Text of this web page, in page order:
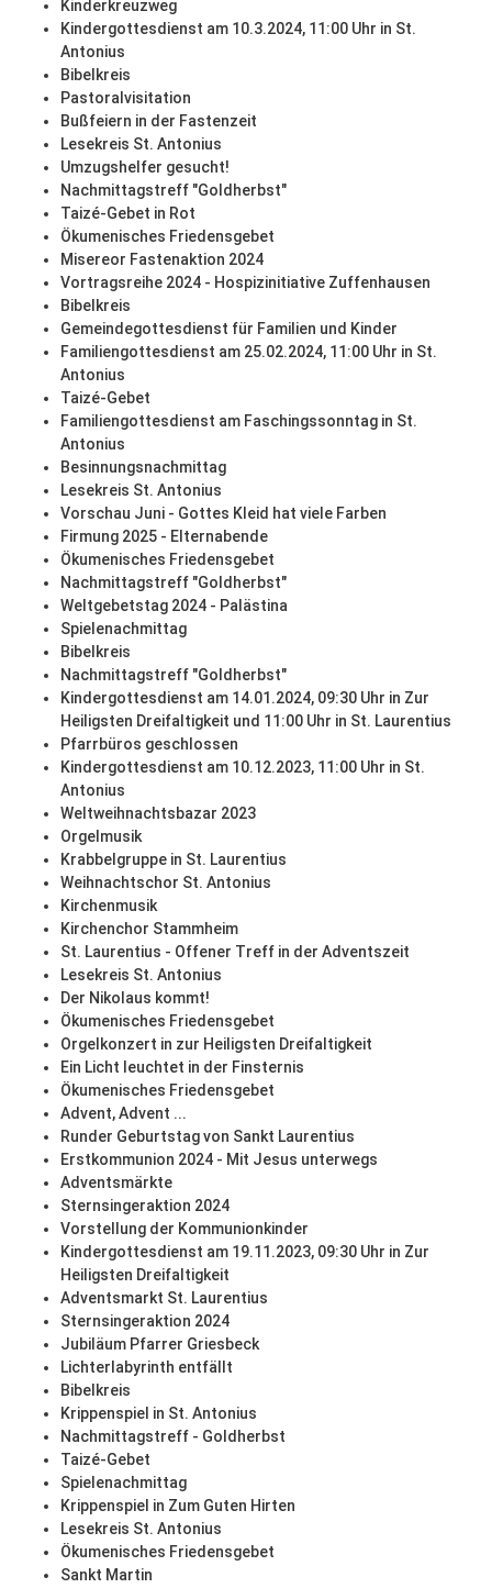
Kinderkreuzweg
Kindergottesdienst am 10.3.2024, 11:00 Uhr in St.
Antonius
Bibelkreis
Pastoralvisitation
Bußfeiern in der Fastenzeit
Lesekreis St. Antonius
Umzugshelfer gesucht!
Nachmittagstreff "Goldherbst"
Taizé-Gebet in Rot
Ökumenisches Friedensgebet
Misereor Fastenaktion 2024
Vortragsreihe 2024 - Hospizinitiative Zuffenhausen
Bibelkreis
Gemeindegottesdienst für Familien und Kinder
Familiengottesdienst am 25.02.2024, 11:00 Uhr in St.
Antonius
Taizé-Gebet
Familiengottesdienst am Faschingssonntag in St.
Antonius
Besinnungsnachmittag
Lesekreis St. Antonius
Vorschau Juni - Gottes Kleid hat viele Farben
Firmung 2025 - Elternabende
Ökumenisches Friedensgebet
Nachmittagstreff "Goldherbst"
Weltgebetstag 2024 - Palästina
Spielenachmittag
Bibelkreis
Nachmittagstreff "Goldherbst"
Kindergottesdienst am 14.01.2024, 09:30 Uhr in Zur
Heiligsten Dreifaltigkeit und 11:00 Uhr in St. Laurentius
Pfarrbüros geschlossen
Kindergottesdienst am 10.12.2023, 11:00 Uhr in St.
Antonius
Weltweihnachtsbazar 2023
Orgelmusik
Krabbelgruppe in St. Laurentius
Weihnachtschor St. Antonius
Kirchenmusik
Kirchenchor Stammheim
St. Laurentius - Offener Treff in der Adventszeit
Lesekreis St. Antonius
Der Nikolaus kommt!
Ökumenisches Friedensgebet
Orgelkonzert in zur Heiligsten Dreifaltigkeit
Ein Licht leuchtet in der Finsternis
Ökumenisches Friedensgebet
Advent, Advent ...
Runder Geburtstag von Sankt Laurentius
Erstkommunion 2024 - Mit Jesus unterwegs
Adventsmärkte
Sternsingeraktion 2024
Vorstellung der Kommunionkinder
Kindergottesdienst am 19.11.2023, 09:30 Uhr in Zur
Heiligsten Dreifaltigkeit
Adventsmarkt St. Laurentius
Sternsingeraktion 2024
Jubiläum Pfarrer Griesbeck
Lichterlabyrinth entfällt
Bibelkreis
Krippenspiel in St. Antonius
Nachmittagstreff - Goldherbst
Taizé-Gebet
Spielenachmittag
Krippenspiel in Zum Guten Hirten
Lesekreis St. Antonius
Ökumenisches Friedensgebet
Sankt Martin